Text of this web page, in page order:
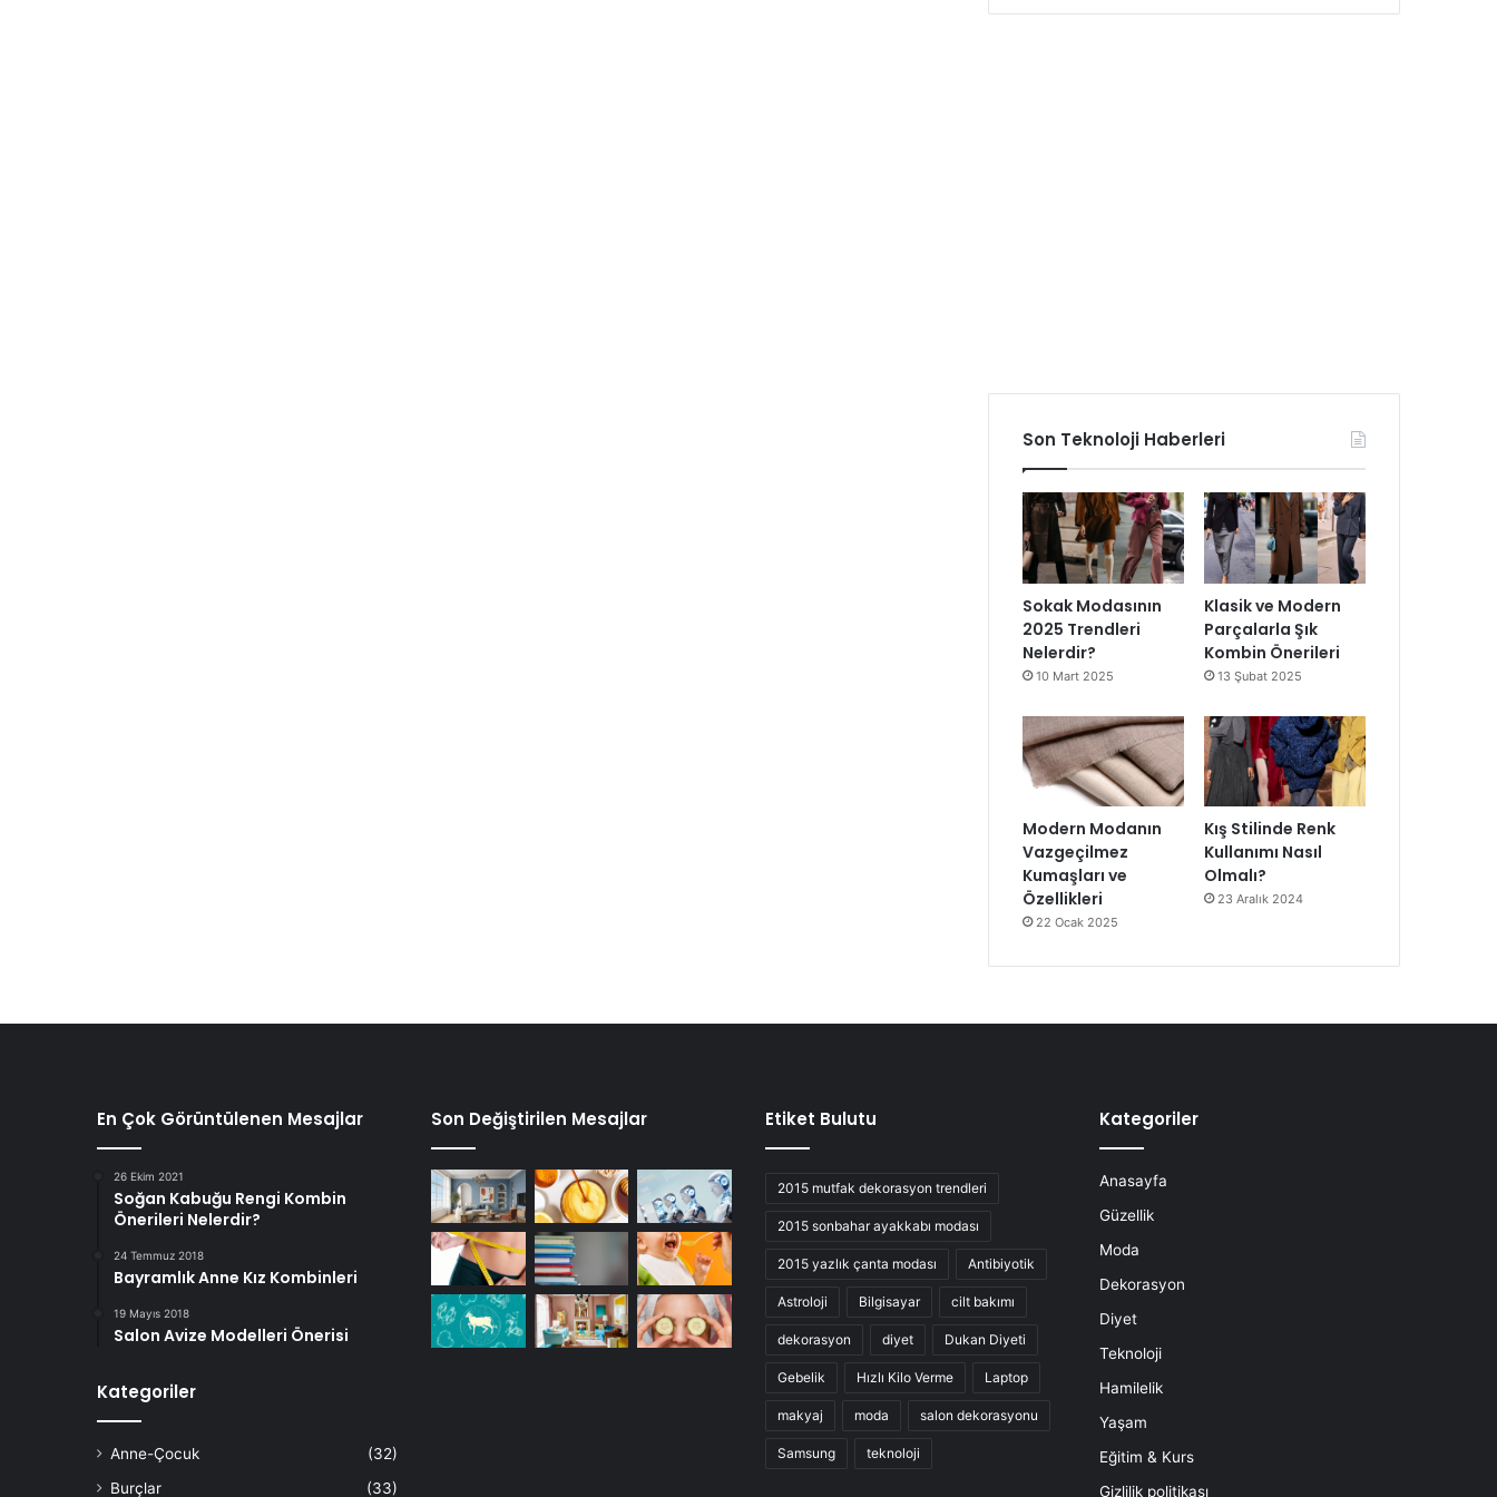
Son Teknoloji Haberleri
Sokak Modasının
2025 Trendleri
Nelerdir?
10 Mart 2025
Klasik ve Modern
Parçalarla Şık
Kombin Önerileri
13 Şubat 2025
Modern Modanın
Vazgeçilmez
Kumaşları ve
Özellikleri
22 Ocak 2025
Kış Stilinde Renk
Kullanımı Nasıl
Olmalı?
23 Aralık 2024
En Çok Görüntülenen Mesajlar
26 Ekim 2021
Soğan Kabuğu Rengi Kombin
Önerileri Nelerdir?
24 Temmuz 2018
Bayramlık Anne Kız Kombinleri
19 Mayıs 2018
Salon Avize Modelleri Önerisi
Kategoriler
Anne-Çocuk
(32)
Burçlar
(33)
Son Değiştirilen Mesajlar Etiket Bulutu
2015 mutfak dekorasyon trendleri
2015 sonbahar ayakkabı modası
2015 yazlık çanta modası Antibiyotik
Astroloji Bilgisayar cilt bakımı
dekorasyon diyet Dukan Diyeti
Gebelik Hızlı Kilo Verme Laptop
makyaj moda salon dekorasyonu
Samsung teknoloji
Kategoriler
Anasayfa
Güzellik
Moda
Dekorasyon
Diyet
Teknoloji
Hamilelik
Yaşam
Eğitim & Kurs
Gizlilik politikası